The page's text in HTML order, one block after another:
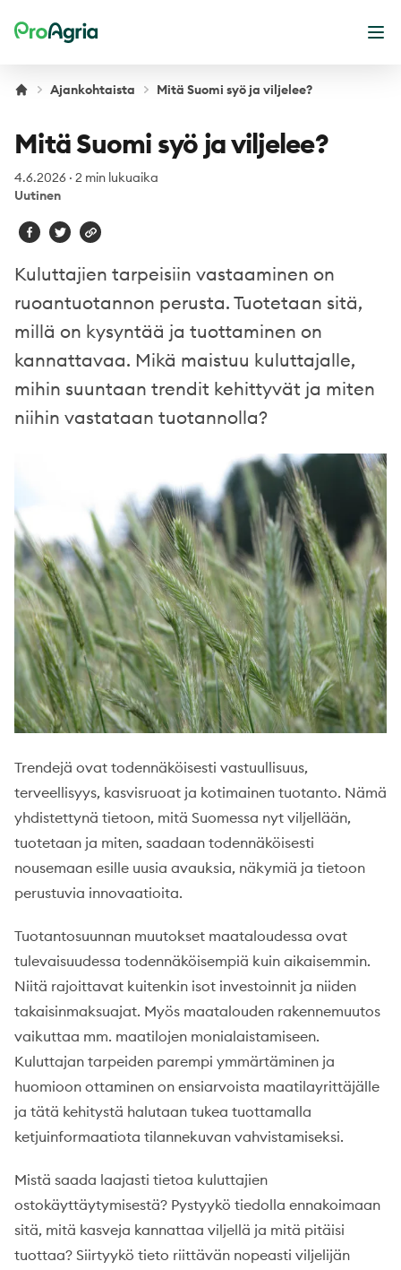
ProAgria
Ajankohtaista Mitä Suomi syö ja viljelee?
Mitä Suomi syö ja viljelee?
4.6.2026 · 2 min lukuaika
Uutinen
Kuluttajien tarpeisiin vastaaminen on
ruoantuotannon perusta. Tuotetaan sitä,
millä on kysyntää ja tuottaminen on
kannattavaa. Mikä maistuu kuluttajalle,
mihin suuntaan trendit kehittyvät ja miten
niihin vastataan tuotannolla?
Trendejä ovat todennäköisesti vastuullisuus,
terveellisyys, kasvisruoat ja kotimainen tuotanto. Nämä
yhdistettynä tietoon, mitä Suomessa nyt viljellään,
tuotetaan ja miten, saadaan todennäköisesti
nousemaan esille uusia avauksia, näkymiä ja tietoon
perustuvia innovaatioita.
Tuotantosuunnan muutokset maataloudessa ovat
tulevaisuudessa todennäköisempiä kuin aikaisemmin.
Niitä rajoittavat kuitenkin isot investoinnit ja niiden
takaisinmaksuajat. Myös maatalouden rakennemuutos
vaikuttaa mm. maatilojen monialaistamiseen.
Kuluttajan tarpeiden parempi ymmärtäminen ja
huomioon ottaminen on ensiarvoista maatilayrittäjälle
ja tätä kehitystä halutaan tukea tuottamalla
ketjuinformaatiota tilannekuvan vahvistamiseksi.
Mistä saada laajasti tietoa kuluttajien
ostokäyttäytymisestä? Pystyykö tiedolla ennakoimaan
sitä, mitä kasveja kannattaa viljellä ja mitä pitäisi
tuottaa? Siirtyykö tieto riittävän nopeasti viljelijän